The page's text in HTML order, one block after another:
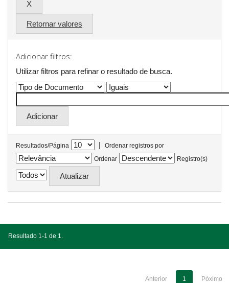
Retornar valores
Adicionar filtros:
Utilizar filtros para refinar o resultado de busca.
Resultados/Página |
Ordenar registros por
Ordenar
Registro(s)
Resultado 1-1 de 1.
Anterior 1 Póximo